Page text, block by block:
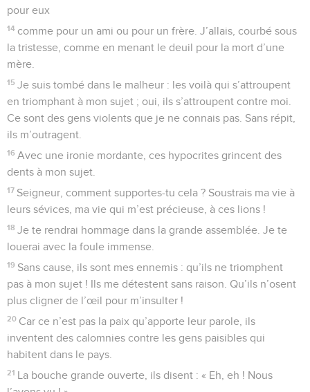
pour eux
14 comme pour un ami ou pour un frère. J’allais, courbé sous
la tristesse, comme en menant le deuil pour la mort d’une
mère.
15 Je suis tombé dans le malheur : les voilà qui s’attroupent
en triomphant à mon sujet ; oui, ils s’attroupent contre moi.
Ce sont des gens violents que je ne connais pas. Sans répit,
ils m’outragent.
16 Avec une ironie mordante, ces hypocrites grincent des
dents à mon sujet.
17 Seigneur, comment supportes-tu cela ? Soustrais ma vie à
leurs sévices, ma vie qui m’est précieuse, à ces lions !
18 Je te rendrai hommage dans la grande assemblée. Je te
louerai avec la foule immense.
19 Sans cause, ils sont mes ennemis : qu’ils ne triomphent
pas à mon sujet ! Ils me détestent sans raison. Qu’ils n’osent
plus cligner de l’œil pour m’insulter !
20 Car ce n’est pas la paix qu’apporte leur parole, ils
inventent des calomnies contre les gens paisibles qui
habitent dans le pays.
21 La bouche grande ouverte, ils disent : « Eh, eh ! Nous